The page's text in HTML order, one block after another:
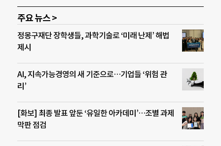
주요 뉴스 >
정몽구재단 장학생들, 과학기술로 ‘미래 난제’ 해법
제시
AI, 지속가능경영의 새 기준으로…기업들 ‘위험 관
리’
[화보] 최종 발표 앞둔 ‘유일한 아카데미’…조별 과제
막판 점검